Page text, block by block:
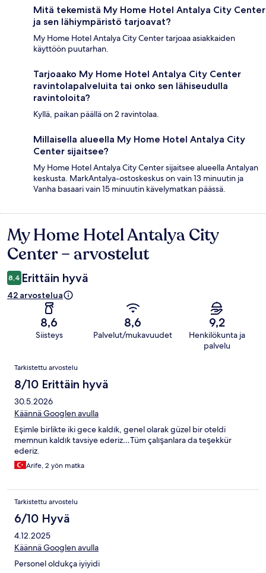
Mitä tekemistä My Home Hotel Antalya City Center
ja sen lähiympäristö tarjoavat?
My Home Hotel Antalya City Center tarjoaa asiakkaiden
käyttöön puutarhan.
Tarjoaako My Home Hotel Antalya City Center
ravintolapalveluita tai onko sen lähiseudulla
ravintoloita?
Kyllä, paikan päällä on 2 ravintolaa.
Millaisella alueella My Home Hotel Antalya City
Center sijaitsee?
My Home Hotel Antalya City Center sijaitsee alueella Antalyan
keskusta. MarkAntalya-ostoskeskus on vain 13 minuutin ja
Vanha basaari vain 15 minuutin kävelymatkan päässä.
Arvostelut
My Home Hotel Antalya City
Center – arvostelut
8,4 Erittäin hyvä
42 arvostelua
8,6
Siisteys
8,6
Palvelut/mukavuudet
9,2
Henkilökunta ja
palvelu
Arvostelut
Tarkistettu arvostelu
8/10 Erittäin hyvä
30.5.2026
Käännä Googlen avulla
Eşimle birlikte iki gece kaldık, genel olarak güzel bir oteldi
memnun kaldık tavsiye ederiz…Tüm çalışanlara da teşekkür
ederiz.
Arife, 2 yön matka
Tarkistettu arvostelu
6/10 Hyvä
4.12.2025
Käännä Googlen avulla
Personel oldukça iyiyidi